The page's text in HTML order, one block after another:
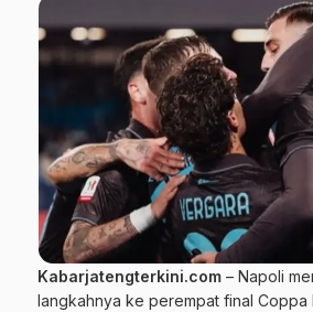
Kabarjatengterkini.com – Napoli
langkahnya ke perempat final Coppa